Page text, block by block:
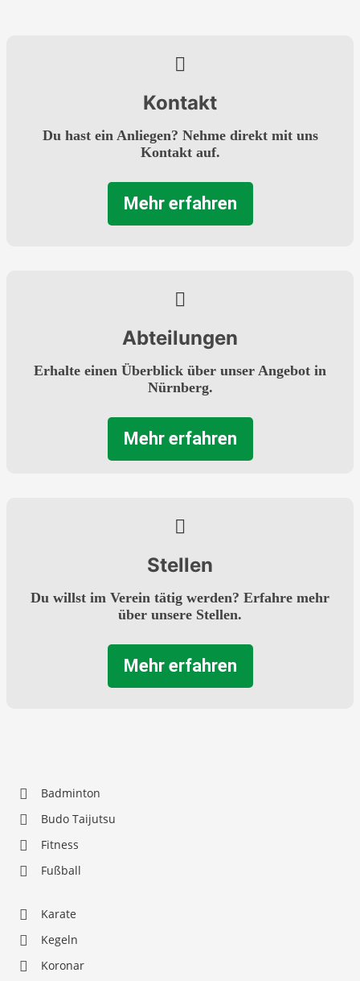
Kontakt
Du hast ein Anliegen? Nehme direkt mit uns
Kontakt auf.
Mehr erfahren
Abteilungen
Erhalte einen Überblick über unser Angebot in
Nürnberg.
Mehr erfahren
Stellen
Du willst im Verein tätig werden? Erfahre mehr
über unsere Stellen.
Mehr erfahren
Badminton
Budo Taijutsu
Fitness
Fußball
Karate
Kegeln
Koronar